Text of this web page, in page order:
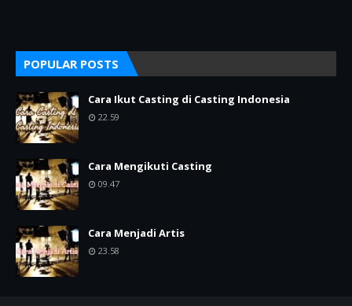
POPULAR POSTS
Cara Ikut Casting di Casting Indonesia
22.59
Cara Mengikuti Casting
09.47
Cara Menjadi Artis
23.58